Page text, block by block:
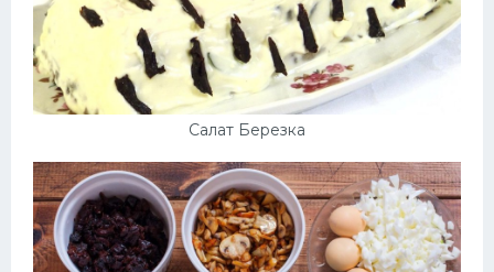
Салат Березка